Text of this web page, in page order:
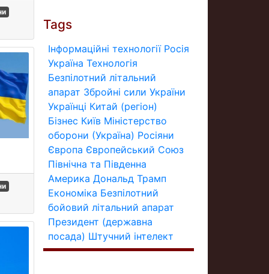
Tags
Інформаційні технології Росія
Україна Технологія
Безпілотний літальний
апарат Збройні сили України
Українці Китай (регіон)
Бізнес Київ Міністерство
оборони (Україна) Росіяни
Європа Європейський Союз
Північна та Південна
Америка Дональд Трамп
Економіка Безпілотний
бойовий літальний апарат
Президент (державна
посада) Штучний інтелект